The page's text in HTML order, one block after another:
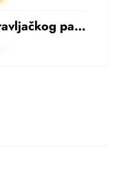
Matni nalepka prednjeg upravljačkog panela Perforirani nalepka od polikarbonata od PVC-a debljine 0,25 mm